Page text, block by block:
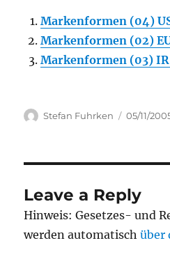
Markenformen (04)
Markenformen (02)
Markenformen (03)
Author
Stefan Fuhrken
Posted
05/11/
Leave a Reply
Hinweis: Gesetzes- und
werden automatischüber